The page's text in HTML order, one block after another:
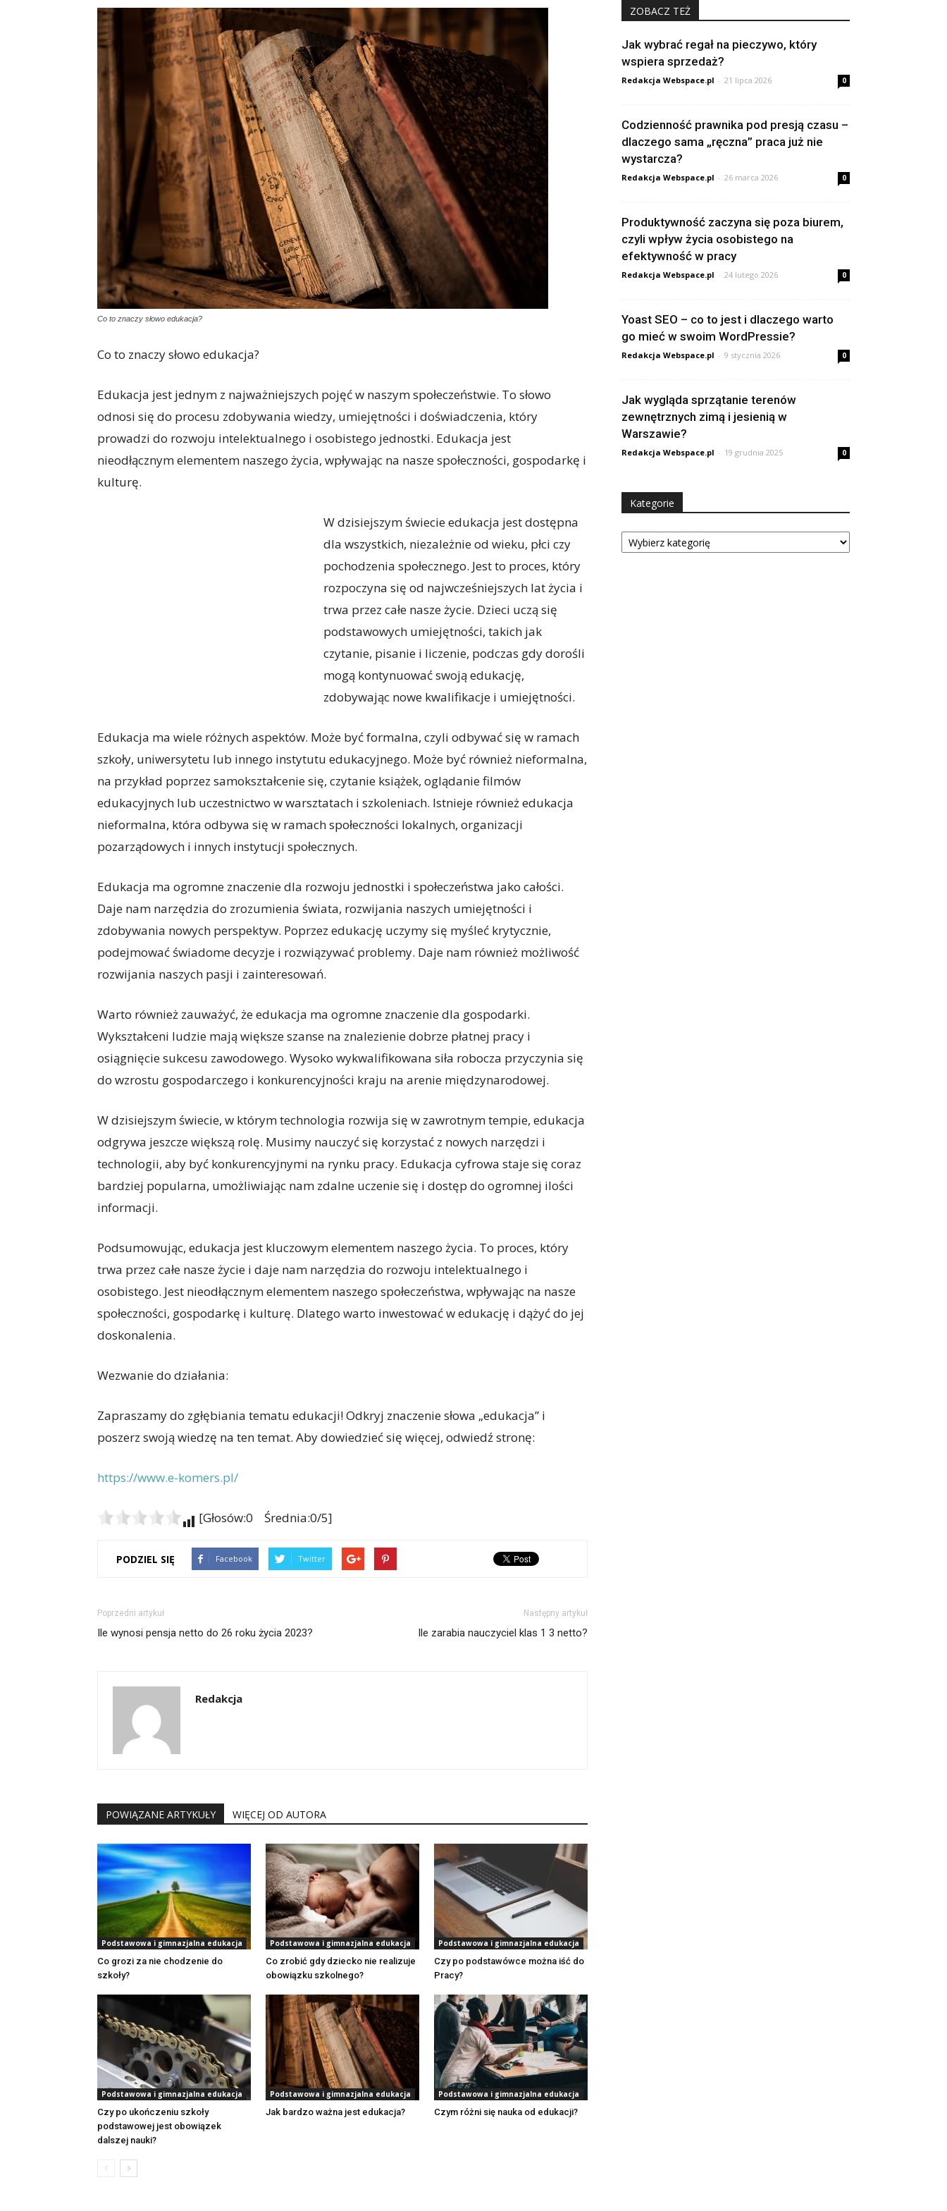
Co to znaczy słowo edukacja?
Co to znaczy słowo edukacja?
Edukacja jest jednym z najważniejszych pojęć w naszym społeczeństwie. To słowo
odnosi się do procesu zdobywania wiedzy, umiejętności i doświadczenia, który
prowadzi do rozwoju intelektualnego i osobistego jednostki. Edukacja jest
nieodłącznym elementem naszego życia, wpływając na nasze społeczności, gospodarkę i
kulturę.
W dzisiejszym świecie edukacja jest dostępna
dla wszystkich, niezależnie od wieku, płci czy
pochodzenia społecznego. Jest to proces, który
rozpoczyna się od najwcześniejszych lat życia i
trwa przez całe nasze życie. Dzieci uczą się
podstawowych umiejętności, takich jak
czytanie, pisanie i liczenie, podczas gdy dorośli
mogą kontynuować swoją edukację,
zdobywając nowe kwalifikacje i umiejętności.
Edukacja ma wiele różnych aspektów. Może być formalna, czyli odbywać się w ramach
szkoły, uniwersytetu lub innego instytutu edukacyjnego. Może być również nieformalna,
na przykład poprzez samokształcenie się, czytanie książek, oglądanie filmów
edukacyjnych lub uczestnictwo w warsztatach i szkoleniach. Istnieje również edukacja
nieformalna, która odbywa się w ramach społeczności lokalnych, organizacji
pozarządowych i innych instytucji społecznych.
Edukacja ma ogromne znaczenie dla rozwoju jednostki i społeczeństwa jako całości.
Daje nam narzędzia do zrozumienia świata, rozwijania naszych umiejętności i
zdobywania nowych perspektyw. Poprzez edukację uczymy się myśleć krytycznie,
podejmować świadome decyzje i rozwiązywać problemy. Daje nam również możliwość
rozwijania naszych pasji i zainteresowań.
Warto również zauważyć, że edukacja ma ogromne znaczenie dla gospodarki.
Wykształceni ludzie mają większe szanse na znalezienie dobrze płatnej pracy i
osiągnięcie sukcesu zawodowego. Wysoko wykwalifikowana siła robocza przyczynia się
do wzrostu gospodarczego i konkurencyjności kraju na arenie międzynarodowej.
W dzisiejszym świecie, w którym technologia rozwija się w zawrotnym tempie, edukacja
odgrywa jeszcze większą rolę. Musimy nauczyć się korzystać z nowych narzędzi i
technologii, aby być konkurencyjnymi na rynku pracy. Edukacja cyfrowa staje się coraz
bardziej popularna, umożliwiając nam zdalne uczenie się i dostęp do ogromnej ilości
informacji.
Podsumowując, edukacja jest kluczowym elementem naszego życia. To proces, który
trwa przez całe nasze życie i daje nam narzędzia do rozwoju intelektualnego i
osobistego. Jest nieodłącznym elementem naszego społeczeństwa, wpływając na nasze
społeczności, gospodarkę i kulturę. Dlatego warto inwestować w edukację i dążyć do jej
doskonalenia.
Wezwanie do działania:
Zapraszamy do zgłębiania tematu edukacji! Odkryj znaczenie słowa „edukacja” i
poszerz swoją wiedzę na ten temat. Aby dowiedzieć się więcej, odwiedź stronę:
https://www.e-komers.pl/
[Głosów:0 Średnia:0/5]
PODZIEL SIĘ Facebook Twitter
Poprzedni artykuł
Ile wynosi pensja netto do 26 roku życia 2023?
Następny artykuł
Ile zarabia nauczyciel klas 1 3 netto?
Redakcja
POWIĄZANE ARTYKUŁY WIĘCEJ OD AUTORA
Podstawowa i gimnazjalna edukacja
Co grozi za nie chodzenie do
szkoły?
Podstawowa i gimnazjalna edukacja
Co zrobić gdy dziecko nie realizuje
obowiązku szkolnego?
Podstawowa i gimnazjalna edukacja
Czy po podstawówce można iść do
Pracy?
Podstawowa i gimnazjalna edukacja
Czy po ukończeniu szkoły
podstawowej jest obowiązek
dalszej nauki?
Podstawowa i gimnazjalna edukacja
Jak bardzo ważna jest edukacja?
Podstawowa i gimnazjalna edukacja
Czym różni się nauka od edukacji?
ZOBACZ TEŻ
Jak wybrać regał na pieczywo, który
wspiera sprzedaż?
Redakcja Webspace.pl - 21 lipca 2026 0
Codzienność prawnika pod presją czasu –
dlaczego sama „ręczna” praca już nie
wystarcza?
Redakcja Webspace.pl - 26 marca 2026 0
Produktywność zaczyna się poza biurem,
czyli wpływ życia osobistego na
efektywność w pracy
Redakcja Webspace.pl - 24 lutego 2026 0
Yoast SEO – co to jest i dlaczego warto
go mieć w swoim WordPressie?
Redakcja Webspace.pl - 9 stycznia 2026 0
Jak wygląda sprzątanie terenów
zewnętrznych zimą i jesienią w
Warszawie?
Redakcja Webspace.pl - 19 grudnia 2025 0
Kategorie
Kategorie